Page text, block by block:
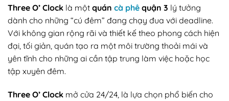
Three O’ Clock là một quán cà phê quận 3 lý tưởng
dành cho những “cú đêm” đang chạy đua với deadline.
Với không gian rộng rãi và thiết kế theo phong cách hiện
đại, tối giản, quán tạo ra một môi trường thoải mái và
yên tĩnh cho những ai cần tập trung làm việc hoặc học
tập xuyên đêm.
Three O’ Clock mở cửa 24/24, là lựa chọn phổ biến cho